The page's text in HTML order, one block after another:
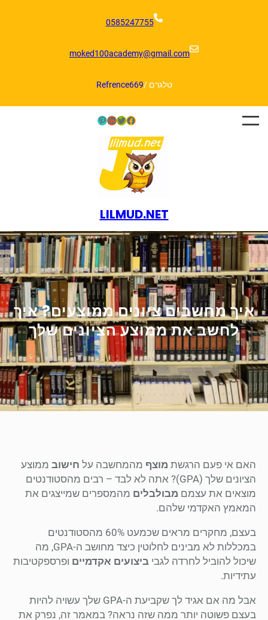
0585247755
moked100academy@gmail.com
טלגרם /Refrence669
Facebook
Twitter
LinkedIn
Pinterest
LILMUD.NET
איך מחשבים ציונים ממוצעים? איך
לחשב את ממוצע הציונים שלך
האם אי פעם הרגשת מוצף מהמחשבה על חישוב ממוצע
הציונים שלך (GPA)? אתה לא לבד – רבים מהסטודנטים
מוצאים את עצמם מבולבלים מהמספרים שמייצגים את
המאמץ האקדמי שלהם.
בעצם, מחקרים מראים שכמעט 60% מהסטודנטים
במכללות לא מבינים לחלוטין כיצד מחושב ה-GPA, מה
שיכול להוביל לחרדה לגבי ביצועים אקדמיים ופרספקטיבות
עתידיות.
אבל מה אם אגיד לך שקביעת ה-GPA שלך עשויה להיות
בעצם פשוטה יותר ממה שזה נראה? במאמר זה, נפרק את